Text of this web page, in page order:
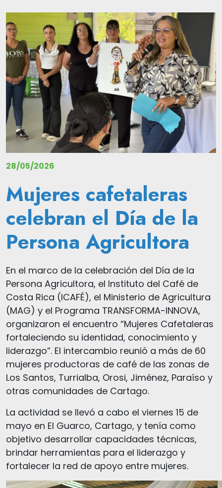
Image
28/05/2026
Mujeres cafetaleras
celebran el Día de la
Persona Agricultora
En el marco de la celebración del Día de la
Persona Agricultora, el Instituto del Café de
Costa Rica (ICAFÉ), el Ministerio de Agricultura
(MAG) y el Programa TRANSFORMA-INNOVA,
organizaron el encuentro “Mujeres Cafetaleras
fortaleciendo su identidad, conocimiento y
liderazgo”. El intercambio reunió a más de 60
mujeres productoras de café de las zonas de
Los Santos, Turrialba, Orosi, Jiménez, Paraíso y
otras comunidades de Cartago.
La actividad se llevó a cabo el viernes 15 de
mayo en El Guarco, Cartago, y tenía como
objetivo desarrollar capacidades técnicas,
brindar herramientas para el liderazgo y
fortalecer la red de apoyo entre mujeres.